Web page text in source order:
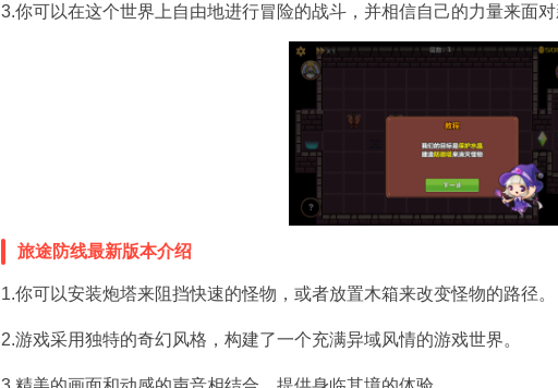
3.你可以在这个世界上自由地进行冒险的战斗，并相信自己的力量来面对
旅途防线最新版本介绍
1.你可以安装炮塔来阻挡快速的怪物，或者放置木箱来改变怪物的路径。
2.游戏采用独特的奇幻风格，构建了一个充满异域风情的游戏世界。